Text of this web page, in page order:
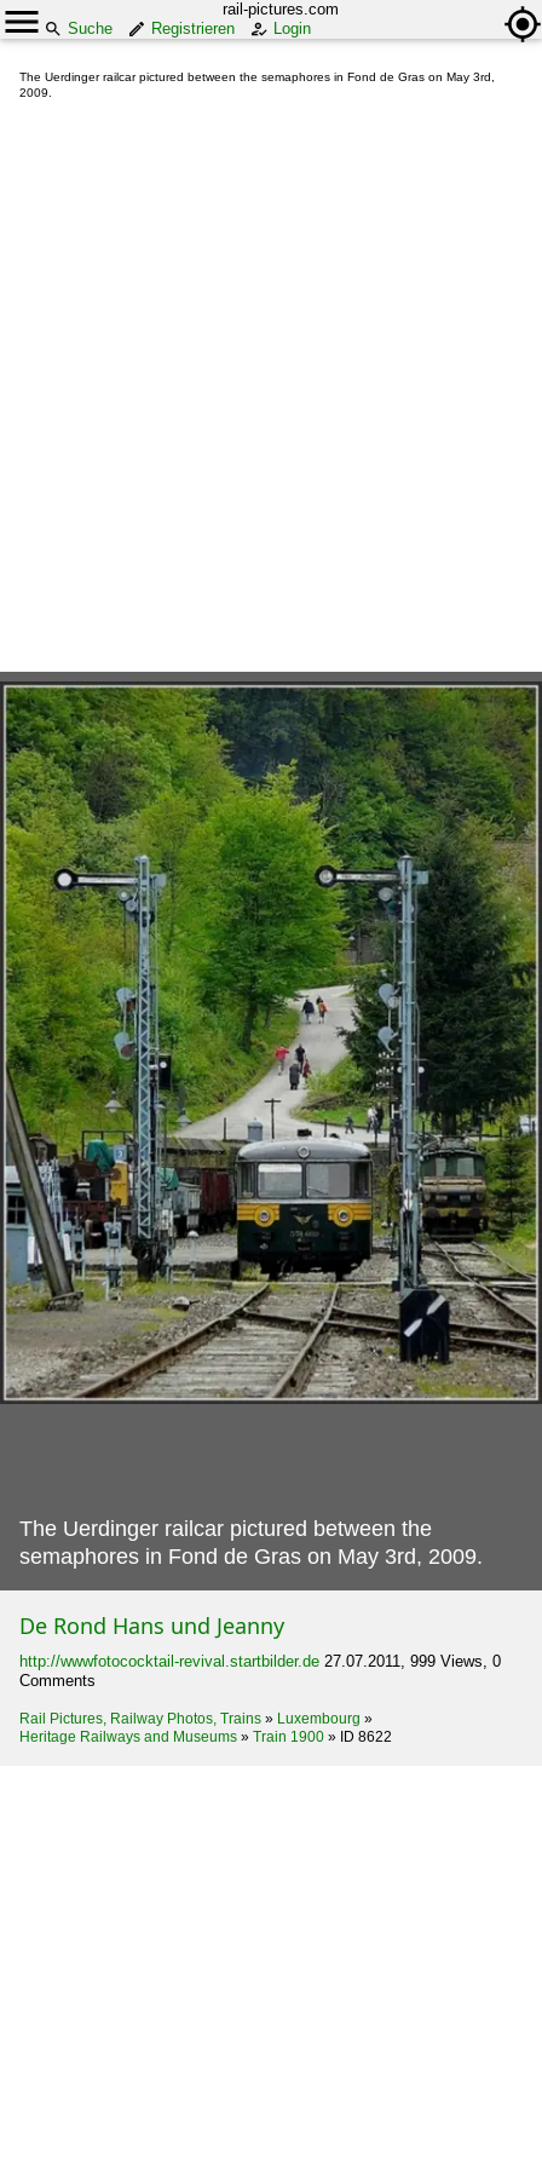
rail-pictures.com
Suche
Registrieren Login
The Uerdinger railcar pictured between the semaphores in Fond de Gras on May 3rd,
2009.
The Uerdinger railcar pictured between the
semaphores in Fond de Gras on May 3rd, 2009.
De Rond Hans und Jeanny
http://wwwfotococktail-revival.startbilder.de 27.07.2011, 999 Views, 0
Comments
Rail Pictures, Railway Photos, Trains » Luxembourg »
Heritage Railways and Museums » Train 1900 » ID 8622